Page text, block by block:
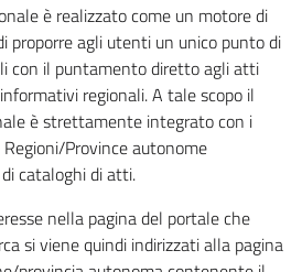
è realizzato come un motore di
proporre agli utenti un unico punto di
con il puntamento diretto agli atti
regionali. A tale scopo il
è strettamente integrato con i
Province autonome
cataloghi di atti.
nella pagina del portale che
si viene quindi indirizzati alla pagina